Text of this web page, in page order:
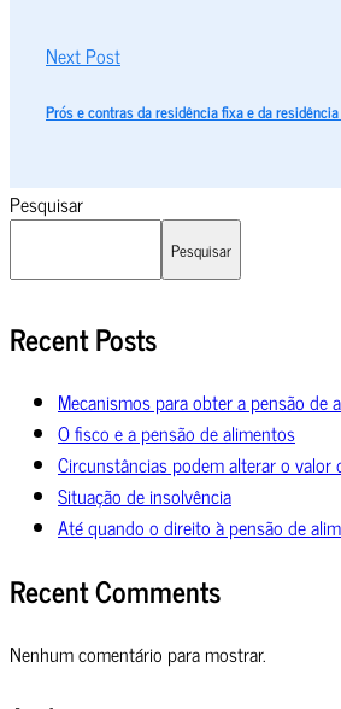
Next Post
Prós e contras da residência fixa e da
Pesquisar
Pesquisar
Recent Posts
Mecanismos para obter a pensão de
O fisco e a pensão de alimentos
Circunstâncias podem alterar o valor
Situação de insolvência
Até quando o direito à pensão de
Recent Comments
Nenhum comentário para mostrar.